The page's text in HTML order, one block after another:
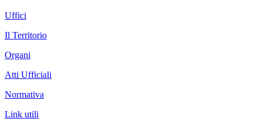
Uffici
Il Territorio
Organi
Atti Ufficiali
Normativa
Link utili